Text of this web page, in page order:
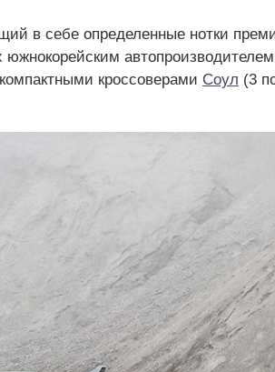
в себе определенные нотки
кроссоверами Соул (3